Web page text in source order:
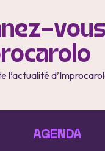
l’actualité
AGENDA